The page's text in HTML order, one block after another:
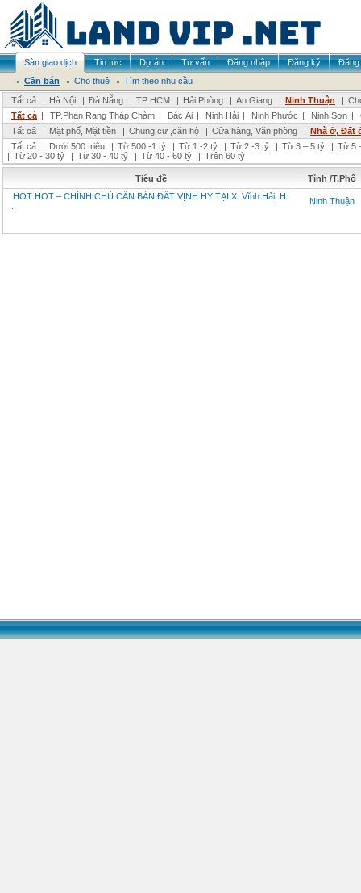
Sàn giao dịch Tin tức Dự án Tư vấn Đăng nhập Đăng ký
Đăng
Cần bán
Cho thuê
Tìm theo nhu cầu
Tất cả
| Hà Nội | Đà Nẵng | TP HCM | Hải Phòng | An Giang | Ninh Thuận |
Tất cả | TP.Phan Rang Tháp Chàm | Bác Ái | Ninh Hải | Ninh Phước | Ninh Sơn |
Tất cả
| Mặt phố, Mặt tiền | Chung cư ,căn hộ | Cửa hàng, Văn phòng | Nhà ở, Đất
Tất cả
| Dưới 500 triệu | Từ 500 -1 tỷ | Từ 1 -2 tỷ | Từ 2 -3 tỷ | Từ 3 – 5 tỷ | Từ 5
| Từ 20 - 30 tỷ | Từ 30 - 40 tỷ | Từ 40 - 60 tỷ | Trên 60 tỷ
Tiêu đề
Tỉnh /T.Phố
HOT HOT – CHÍNH CHỦ CẦN BÁN ĐẤT VỊNH HY TẠI X. Vĩnh Hải, H.
Ninh Thuận